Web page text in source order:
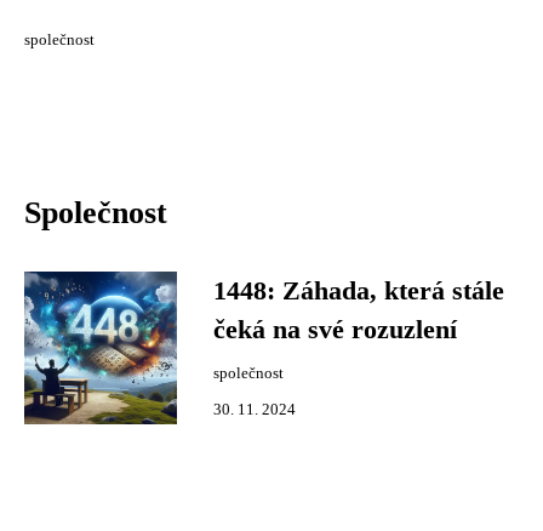
společnost
Společnost
1448: Záhada, která stále
čeká na své rozuzlení
společnost
30. 11. 2024